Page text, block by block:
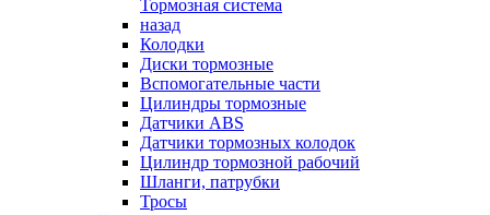
Тормозная система
назад
Колодки
Диски тормозные
Вспомогательные части
Цилиндры тормозные
Датчики ABS
Датчики тормозных колодок
Цилиндр тормозной рабочий
Шланги, патрубки
Тросы